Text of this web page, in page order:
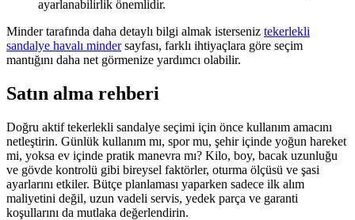
ayarlanabilirlik önemlidir.
Minder tarafında daha detaylı bilgi almak isterseniz tekerlekli
sandalye havalı mindersayfası, farklı ihtiyaçlara göre seçim
mantığını daha net görmenize yardımcı olabilir.
Satın alma rehberi
Doğru aktif tekerlekli sandalye seçimi için önce kullanım amacını
netleştirin. Günlük kullanım mı, spor mu, şehir içinde yoğun hareket
mi, yoksa ev içinde pratik manevra mı? Kilo, boy, bacak uzunluğu
ve gövde kontrolü gibi bireysel faktörler, oturma ölçüsü ve şasi
ayarlarını etkiler. Bütçe planlaması yaparken sadece ilk alım
maliyetini değil, uzun vadeli servis, yedek parça ve garanti
koşullarını da mutlaka değerlendirin.